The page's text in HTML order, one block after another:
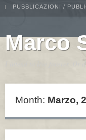
PUBBLICAZIONI /
Marco
Month: Marzo,